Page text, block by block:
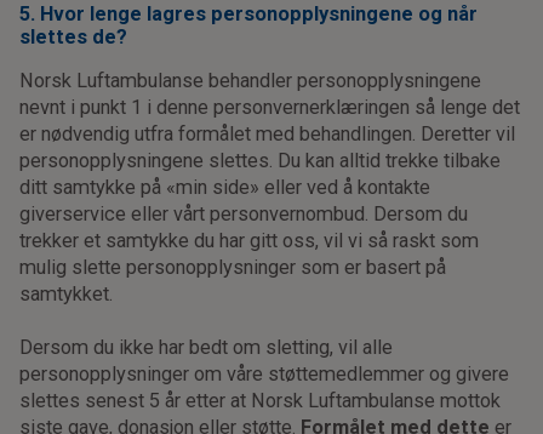
5. Hvor lenge lagres personopplysningene og når
slettes de?
Norsk Luftambulanse behandler personopplysningene
nevnt i punkt 1 i denne personvernerklæringen så lenge det
er nødvendig utfra formålet med behandlingen. Deretter vil
personopplysningene slettes. Du kan alltid trekke tilbake
ditt samtykke på «min side» eller ved å kontakte
giverservice eller vårt personvernombud. Dersom du
trekker et samtykke du har gitt oss, vil vi så raskt som
mulig slette personopplysninger som er basert på
samtykket.
Dersom du ikke har bedt om sletting, vil alle
personopplysninger om våre støttemedlemmer og givere
slettes senest 5 år etter at Norsk Luftambulanse mottok
siste gave, donasjon eller støtte. Formålet med dette er